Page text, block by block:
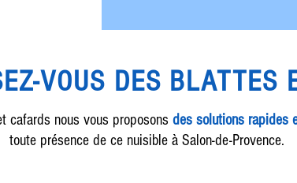
cafards nous vous proposons des solutions rapides
toute présence de ce nuisible à Salon-de-Provence.
VOUS DES BLATTES